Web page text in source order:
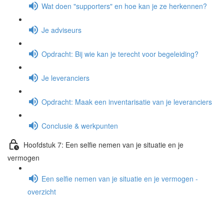
Wat doen "supporters" en hoe kan je ze herkennen?
Je adviseurs
Opdracht: Bij wie kan je terecht voor begeleiding?
Je leveranciers
Opdracht: Maak een inventarisatie van je leveranciers
Conclusie & werkpunten
Hoofdstuk 7: Een selfie nemen van je situatie en je
vermogen
Een selfie nemen van je situatie en je vermogen -
overzicht